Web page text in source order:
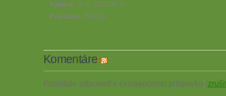
Vydané: 15.4. 2013 09:15
Prečítané: 255470x
Komentáre
Posielate odpoveď k existujúcemu príspevku (